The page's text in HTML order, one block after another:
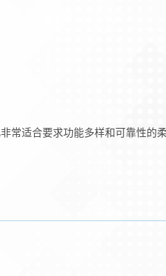
常适合要求功能多样和可靠性的